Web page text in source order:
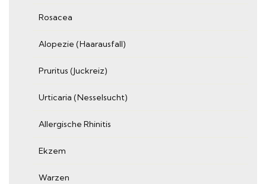
Rosacea
Alopezie (Haarausfall)
Pruritus (Juckreiz)
Urticaria (Nesselsucht)
Allergische Rhinitis
Ekzem
Warzen